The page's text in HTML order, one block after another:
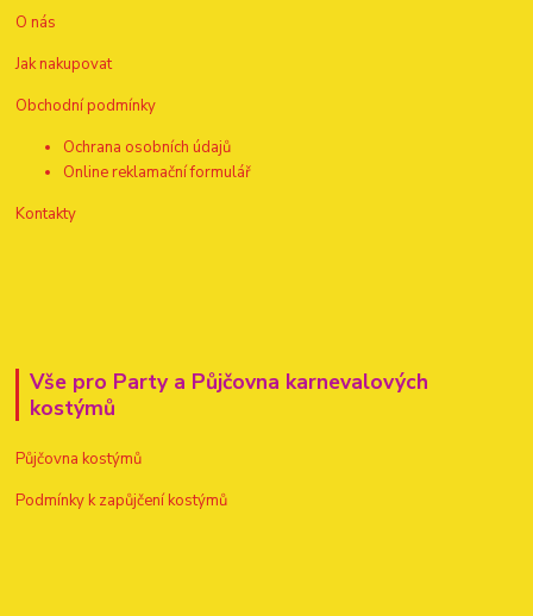
O nás
Jak nakupovat
Obchodní podmínky
Ochrana osobních údajů
Online reklamační formulář
Kontakty
Vše pro Party a Půjčovna karnevalových
kostýmů
Půjčovna kostýmů
Podmínky k zapůjčení kostýmů